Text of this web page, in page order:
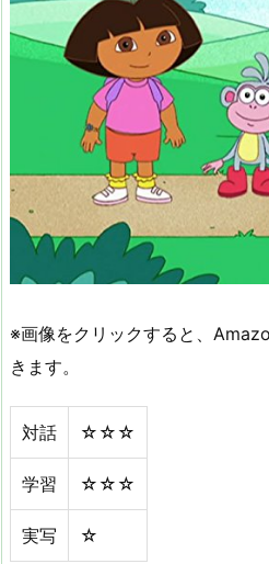
※画像をクリックすると、
きます。
対話 ☆☆☆
学習 ☆☆☆
実写 ☆